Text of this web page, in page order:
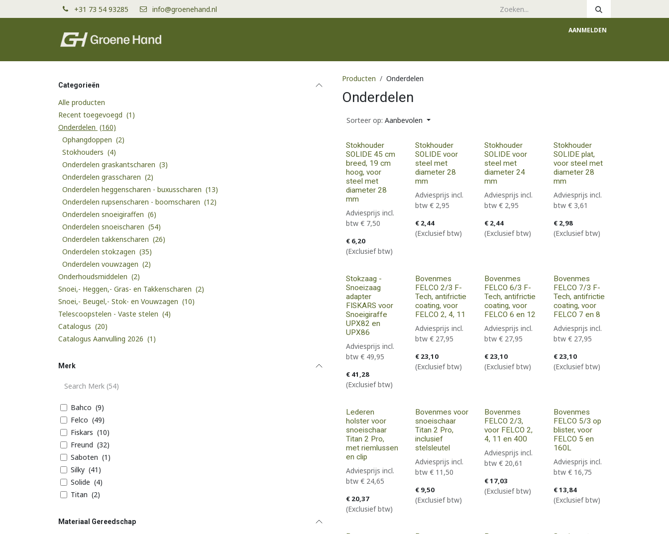
Overslaan naar inhoud +31 73 54 93285 info@groenehand.nl
AANMELDEN
Categorieën
Alle producten
Recent toegevoegd (1)
Onderdelen (160)
Ophangdoppen (2)
Stokhouders (4)
Onderdelen graskantscharen (3)
Onderdelen grasscharen (2)
Onderdelen heggenscharen - buxusscharen (13)
Onderdelen rupsenscharen - boomscharen (12)
Onderdelen snoeigiraffen (6)
Onderdelen snoeischaren (54)
Onderdelen takkenscharen (26)
Onderdelen stokzagen (35)
Onderdelen vouwzagen (2)
Onderhoudsmiddelen (2)
Snoei,- Heggen,- Gras- en Takkenscharen (2)
Snoei,- Beugel,- Stok- en Vouwzagen (10)
Telescoopstelen - Vaste stelen (4)
Catalogus (20)
Catalogus Aanvulling 2026 (1)
Merk
Bahco (9)
Felco (49)
Fiskars (10)
Freund (32)
Saboten (1)
Silky (41)
Solide (4)
Titan (2)
Materiaal Gereedschap
Producten Onderdelen
Onderdelen
Sorteer op: Aanbevolen
Stokhouder
SOLIDE 45 cm
breed, 19 cm
hoog, voor
steel met
diameter 28
mm
€ 6,20
(Exclusief btw)
Adviesprijs incl.
btw € 7,50
Stokhouder
SOLIDE voor
steel met
diameter 28
mm
€ 2,44
(Exclusief btw)
Adviesprijs incl.
btw € 2,95
Stokhouder
SOLIDE voor
steel met
diameter 24
mm
€ 2,44
(Exclusief btw)
Adviesprijs incl.
btw € 2,95
Stokhouder
SOLIDE plat,
voor steel met
diameter 28
mm
€ 2,98
(Exclusief btw)
Adviesprijs incl.
btw € 3,61
Stokzaag -
Snoeizaag
adapter
FISKARS voor
Snoeigiraffe
UPX82 en
UPX86
€ 41,28
(Exclusief btw)
Adviesprijs incl.
btw € 49,95
Bovenmes
FELCO 2/3 F-
Tech, antifrictie
coating, voor
FELCO 2, 4, 11
€ 23,10
(Exclusief btw)
Adviesprijs incl.
btw € 27,95
Bovenmes
FELCO 6/3 F-
Tech, antifrictie
coating, voor
FELCO 6 en 12
€ 23,10
(Exclusief btw)
Adviesprijs incl.
btw € 27,95
Bovenmes
FELCO 7/3 F-
Tech, antifrictie
coating, voor
FELCO 7 en 8
€ 23,10
(Exclusief btw)
Adviesprijs incl.
btw € 27,95
Lederen
holster voor
snoeischaar
Titan 2 Pro,
met riemlussen
en clip
€ 20,37
(Exclusief btw)
Adviesprijs incl.
btw € 24,65
Bovenmes voor
snoeischaar
Titan 2 Pro,
inclusief
stelsleutel
€ 9,50
(Exclusief btw)
Adviesprijs incl.
btw € 11,50
Bovenmes
FELCO 2/3,
voor FELCO 2,
4, 11 en 400
€17,03
(Exclusief btw)
Adviesprijs incl.
btw € 20,61
Bovenmes
FELCO 5/3 op
blister, voor
FELCO 5 en
160L
€13,84
(Exclusief btw)
Adviesprijs incl.
btw € 16,75